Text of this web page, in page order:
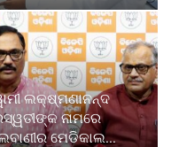
ଲକ୍ଷ୍ମଣାନନ୍ଦ
ନାମରେ
ମେଡିକାଲ…